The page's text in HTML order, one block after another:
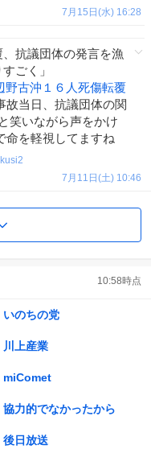
7月15日(水) 16:28
、抗議団体の発言を漁
ごく」
野古沖１６人死傷転覆
故当日、抗議団体の関
笑いながら声をかけ
命を軽視してますね
7月11日(土) 10:46
10:58時点
いのちの党
川上産業
miComet
協力的でなかったから
後日放送